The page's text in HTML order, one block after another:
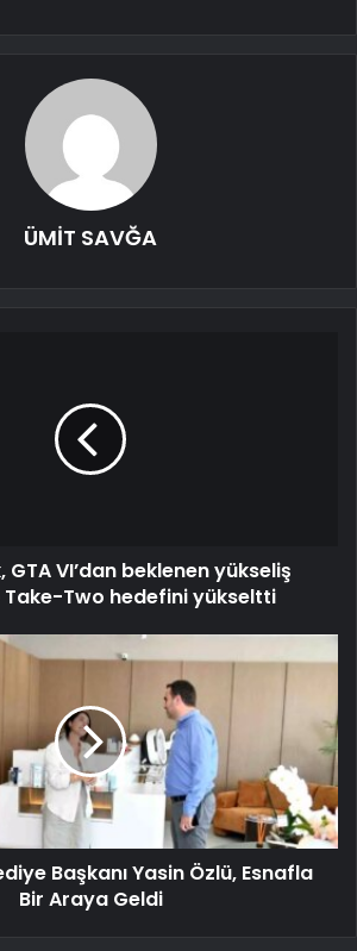
ÜMİT SAVĞA
GTA VI’dan beklenen yükseliş
Take-Two hedefini yükseltti
Başkanı Yasin Özlü, Esnafla
Bir Araya Geldi